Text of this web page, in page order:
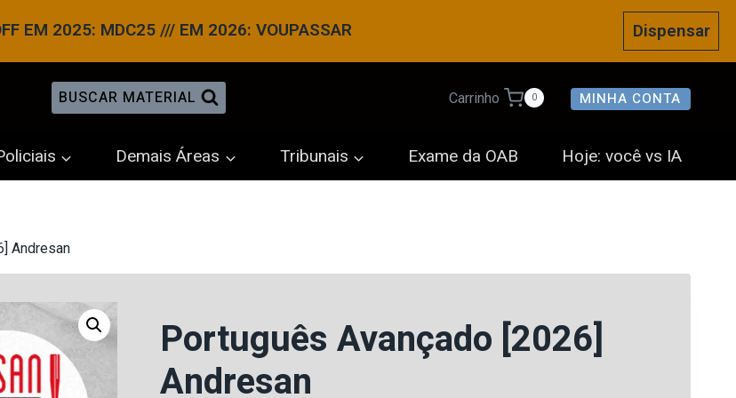
EM 2025: MDC25 /// EM 2026: VOUPASSAR Dispensar
BUSCAR MATERIAL Carrinho 0 MINHA CONTA
Demais Áreas Tribunais Exame da OAB Hoje: você vs IA
Andresan
Português Avançado [2026]
Andresan